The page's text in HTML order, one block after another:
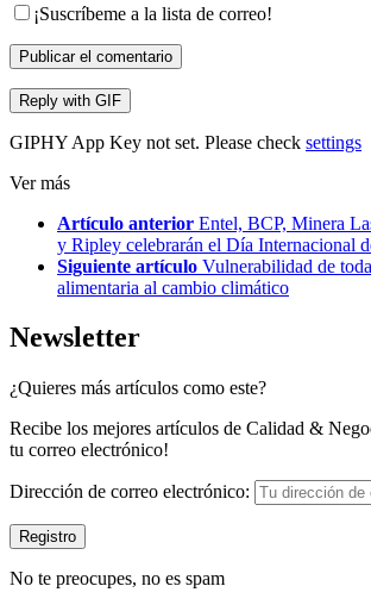
¡Suscríbeme a la lista de correo!
Publicar el comentario
Reply with GIF
GIPHY App Key not set. Please check settings
Ver más
Artículo anterior Entel, BCP, Minera
y Ripley celebrarán el Día Internacional
Siguiente artículo Vulnerabilidad de
alimentaria al cambio climático
Newsletter
¿Quieres más artículos como este?
Recibe los mejores artículos de Calidad &
tu correo electrónico!
Dirección de correo electrónico:
No te preocupes, no es spam